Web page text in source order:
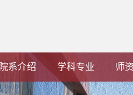
院系介绍 学科专业 师